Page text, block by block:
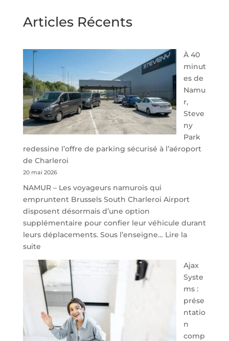
Articles Récents
À 40
minut
es de
Namu
r,
Steve
ny
Park
redessine l’offre de parking sécurisé à l’aéroport
de Charleroi
20 mai 2026
NAMUR – Les voyageurs namurois qui
empruntent Brussels South Charleroi Airport
disposent désormais d’une option
supplémentaire pour confier leur véhicule durant
leurs déplacements. Sous l’enseigne… Lire la
suite:
40
minutes
de
Namur,
Steveny
Park
Ajax
Syste
ms :
prése
ntatio
n
comp